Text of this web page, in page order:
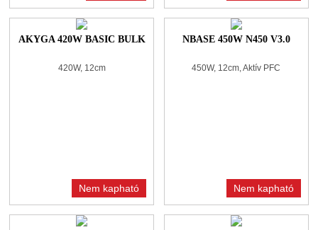
AKYGA 420W BASIC BULK
420W, 12cm
Nem kapható
NBASE 450W N450 V3.0
450W, 12cm, Aktív PFC
Nem kapható